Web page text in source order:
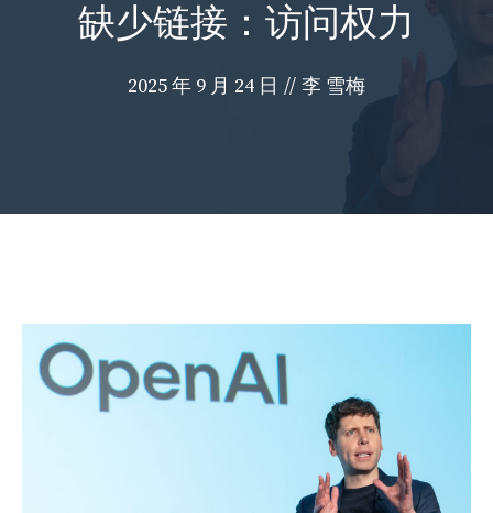
缺少链接：访问权力
2025 年 9 月 24 日 // 李 雪梅